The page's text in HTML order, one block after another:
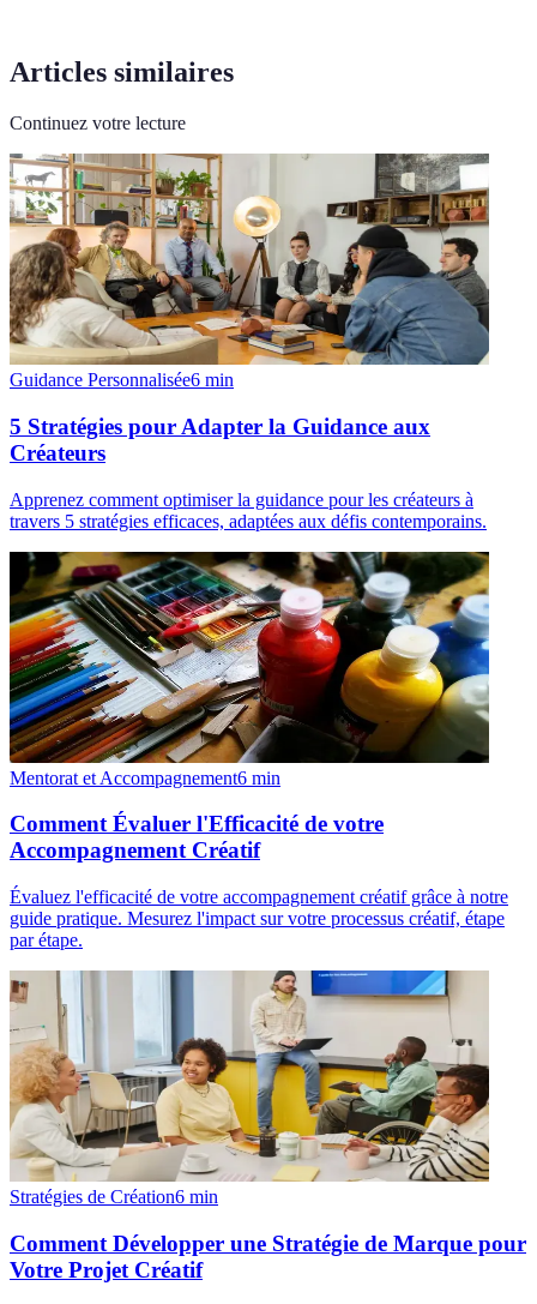
Articles similaires
Continuez votre lecture
Guidance Personnalisée6 min
5 Stratégies pour Adapter la Guidance aux
Créateurs
Apprenez comment optimiser la guidance pour les créateurs à
travers 5 stratégies efficaces, adaptées aux défis contemporains.
Mentorat et Accompagnement6 min
Comment Évaluer l'Efficacité de votre
Accompagnement Créatif
Évaluez l'efficacité de votre accompagnement créatif grâce à notre
guide pratique. Mesurez l'impact sur votre processus créatif, étape
par étape.
Stratégies de Création6 min
Comment Développer une Stratégie de Marque pour
Votre Projet Créatif